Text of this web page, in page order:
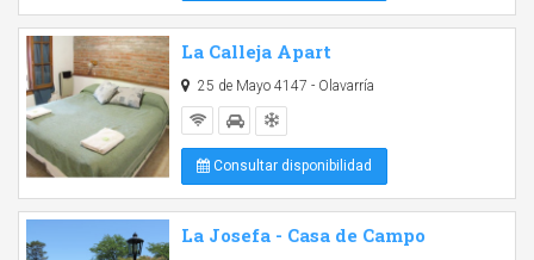
La Calleja Apart
25 de Mayo 4147 - Olavarría
Consultar disponibilidad
La Josefa - Casa de Campo